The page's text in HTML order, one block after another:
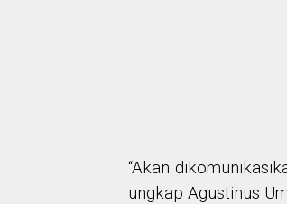
“Akan
ungkap Agustinus